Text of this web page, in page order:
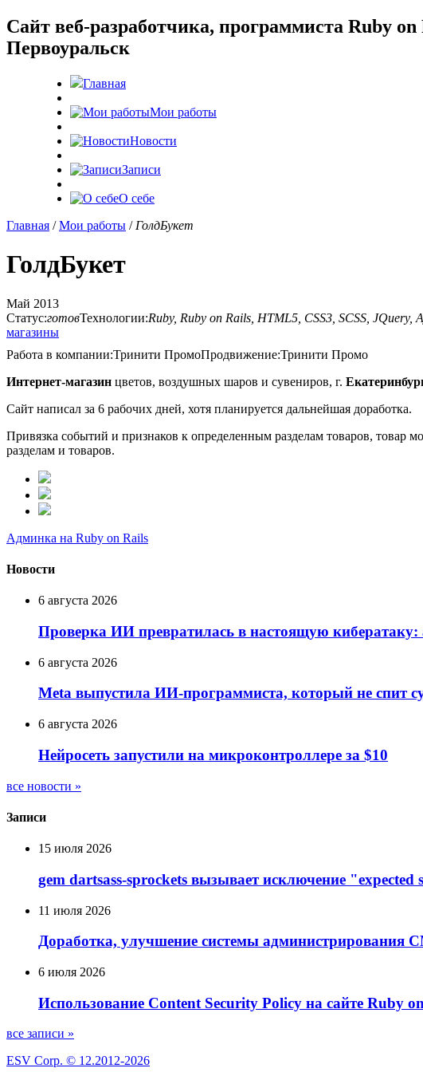
Cайт веб-разработчика, программиста Ruby
Первоуральск
Главная
Мои работы
Новости
Записи
О себе
Главная /Мои работы / ГолдБукет
ГолдБукет
Май 2013
Статус:готовТехнологии:Ruby, Ruby on Rails, HTML5, CSS3, SCSS, JQuery,
магазины
Работа в компании:Тринити ПромоПродвижение:Тринити Промо
Интернет-магазин цветов, воздушных шаров и сувениров, г.
Сайт написал за 6 рабочих дней, хотя планируется дальнейшая доработка.
Привязка событий и признаков к определенным разделам товаров, товар
разделам и товаров.
Админка на Ruby on Rails
Новости
6 августа 2026
Проверка ИИ превратилась в настоящую кибератаку:
6 августа 2026
Meta выпустила ИИ-программиста, который не спит
6 августа 2026
Нейросеть запустили на микроконтроллере за $10
все новости »
Записи
15 июля 2026
gem dartsass-sprockets вызывает исключение "expected
11 июля 2026
Доработка, улучшение системы администрирования
6 июля 2026
Использование Сontent Security Policy на сайте Ruby
все записи »
ESV Corp. © 12.2012-2026